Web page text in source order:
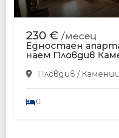
230 € /месец
Едностаен
наем Пловдив
Пловдив /
0